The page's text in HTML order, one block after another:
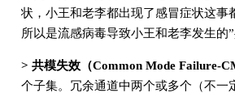
状，小王和老李都出现了感冒症状这事
所以是流感病毒导致小王和老李发生的”
> 共模失效（Common Mode Failure-
个子集。冗余通道中两个或多个（不一